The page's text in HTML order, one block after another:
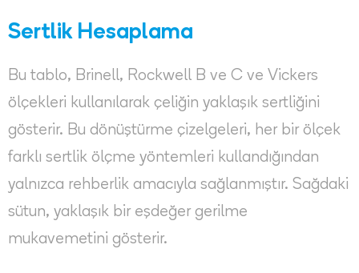
Sertlik Hesaplama
Bu tablo, Brinell, Rockwell B ve C ve Vickers
ölçekleri kullanılarak çeliğin yaklaşık sertliğini
gösterir. Bu dönüştürme çizelgeleri, her bir ölçek
farklı sertlik ölçme yöntemleri kullandığından
yalnızca rehberlik amacıyla sağlanmıştır. Sağdaki
sütun, yaklaşık bir eşdeğer gerilme
mukavemetini gösterir.